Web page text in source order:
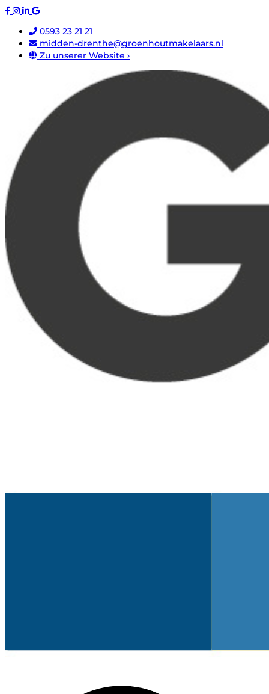
0593 23 21 21
midden-drenthe@groenhoutmakelaars.nl
Zu unserer Website ›